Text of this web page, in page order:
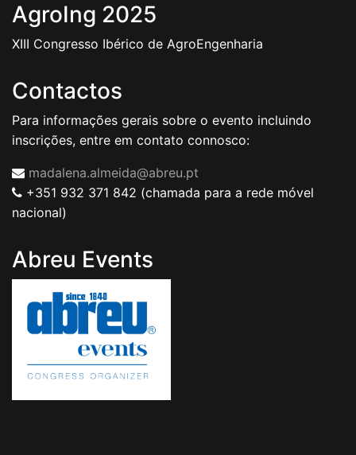
AgroIng 2025
XIII Congresso Ibérico de AgroEngenharia
Contactos
Para informações gerais sobre o evento incluindo
inscrições, entre em contato connosco:
madalena.almeida@abreu.pt
+351 932 371 842 (chamada para a rede móvel
nacional)
Abreu Events